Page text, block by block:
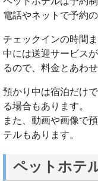
電話やネットで予約
チェックインの時間
中には送迎サービス
るので、料金とあわ
預かり中は宿泊だけ
る場合もあります。
また、動画や画像で
テルもあります。
ペットホテ